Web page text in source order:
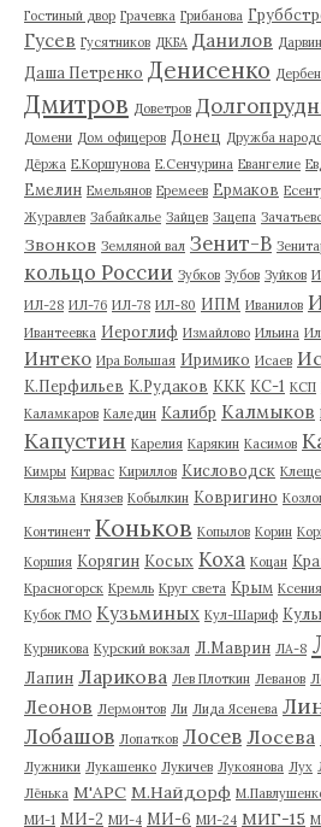
Гостиный двор Грачевка Грибанова
Гусев Гусятников ДКБА Данилов
Даша Петренко Денисенко
Дмитров Доветров
Домени Дом офицеров Донец Дружба
Дёржа Е.Коршунова Е.Сенчурина Евангелие
Емелин Емельянов Еремеев Ермаков
Журавлев Забайкалье Зайцев Зацепа
Звонков Земляной вал Зенит-В
кольцо России Зубков Зубов Зуйков
ИЛ-28 ИЛ-76 ИЛ-78 ИЛ-80 ИПМ Иванилов
Ивантеевка Иероглиф Измайлово Ильина
Интеко Ира Большая Иримико Исаев
К.Перфильев К.Рудаков ККК КС-1 КСП
Каламкаров Каледин Калибр Калмыков
Капустин Карелия Карякин Касимов
Кимры Кирвас Кириллов Кисловодск
Клязьма Князев Кобылкин Ковригино
Континент Коньков Копылов Корин
Коршия Корягин Косых Коха Коцан
Красногорск Кремль Круг света Крым
Кубок ГМО Кузьминых Кул-Шариф
Курникова Курский вокзал Л.Маврин ЛА-8
Лапин Ларикова Лев Плоткин Леванов
Леонов Лермонтов Ли Лида Ясенева
Лобашов Лопатков Лосев Лосева
Лужники Лукашенко Лукичев Лукоянова Лух
Лёнька М'АРС М.Найдорф
МИ-1 МИ-2 МИ-4 МИ-6 МИ-24 МИГ-15